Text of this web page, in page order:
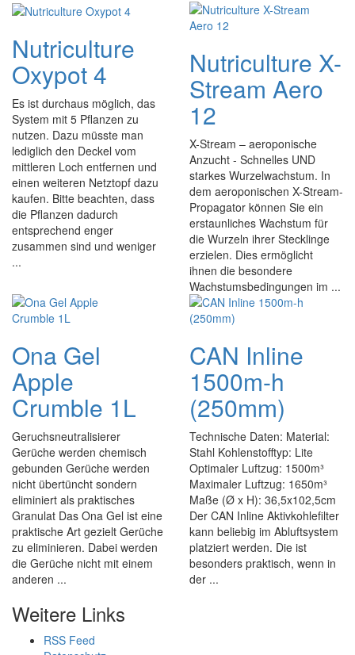
Nutriculture
Oxypot 4
Es ist durchaus möglich, das
System mit 5 Pflanzen zu
nutzen. Dazu müsste man
lediglich den Deckel vom
mittleren Loch entfernen und
einen weiteren Netztopf dazu
kaufen. Bitte beachten, dass
die Pflanzen dadurch
entsprechend enger
zusammen sind und weniger
...
Nutriculture X-
Stream Aero
12
X-Stream – aeroponische
Anzucht - Schnelles UND
starkes Wurzelwachstum. In
dem aeroponischen X-Stream-
Propagator können Sie ein
erstaunliches Wachstum für
die Wurzeln ihrer Stecklinge
erzielen. Dies ermöglicht
ihnen die besondere
Wachstumsbedingungen im ...
Ona Gel
Apple
Crumble 1L
Geruchsneutralisierer
Gerüche werden chemisch
gebunden Gerüche werden
nicht übertüncht sondern
eliminiert als praktisches
Granulat Das Ona Gel ist eine
praktische Art gezielt Gerüche
zu eliminieren. Dabei werden
die Gerüche nicht mit einem
anderen ...
CAN Inline
1500m-h
(250mm)
Technische Daten: Material:
Stahl Kohlenstofftyp: Lite
Optimaler Luftzug: 1500m³
Maximaler Luftzug: 1650m³
Maße (Ø x H): 36,5x102,5cm
Der CAN Inline Aktivkohlefilter
kann beliebig im Abluftsystem
platziert werden. Die ist
besonders praktisch, wenn in
der ...
Weitere Links
RSS Feed